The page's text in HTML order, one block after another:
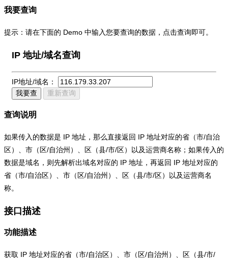
我要查询
提示：请在下面的 Demo 中输入您要查询的数据，点击查询即可。
IP 地址/域名查询
IP地址/域名：
我要查
重新查询
查询说明
如果传入的数据是 IP 地址，那么直接返回 IP 地址对应的省（市/自治
区）、市（区/自治州）、区（县/市/区）以及运营商名称；如果传入的
数据是域名，则先解析出域名对应的 IP 地址，再返回 IP 地址对应的
省（市/自治区）、市（区/自治州）、区（县/市/区）以及运营商名
称。
接口描述
功能描述
获取 IP 地址对应的省（市/自治区）、市（区/自治州）、区（县/市/